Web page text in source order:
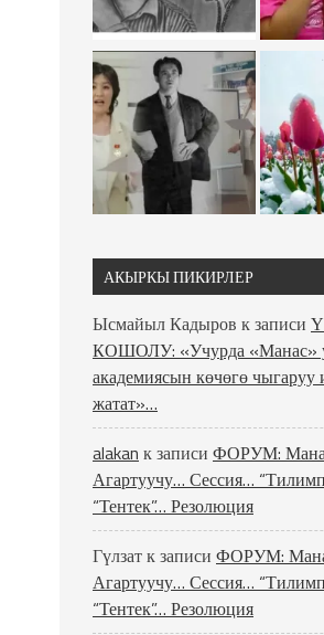
АКЫРКЫ ПИКИРЛЕР
Ысмайыл Кадыров к записи
КОШОЛУ: «Учурда «Манас»
академиясын көчөгө
жатат»…
alakan к записи ФОРУМ:
Агартуучу… Сессия…
“Тентек”… Резолюция
Гүлзатк записи ФОРУМ:
Агартуучу… Сессия…
“Тентек”… Резолюция